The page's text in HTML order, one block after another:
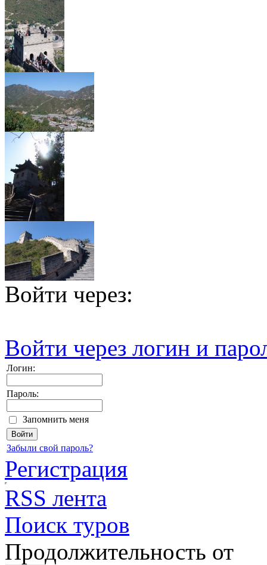
Войти через:
Войти через логин и
Логин:
Пароль:
Запомнить меня
Забыли свой пароль?
Регистрация
RSS лента
Поиск туров
Продолжительность от